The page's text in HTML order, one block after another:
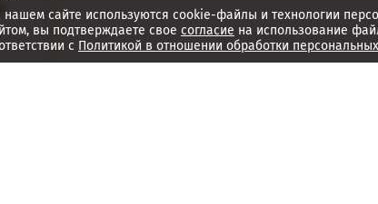
нашем сайте используются cookie-файлы и технологии
вы подтверждаете свое согласие на использование
с Политикой в отношении обработки